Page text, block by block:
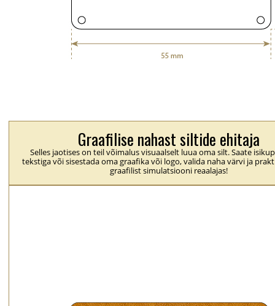
Graafilise nahast siltide ehitaja
Selles jaotises on teil võimalus visuaalselt luua oma silt. Saate
tekstiga või sisestada oma graafika või logo, valida naha värvi ja
graafilist simulatsiooni reaalajas!